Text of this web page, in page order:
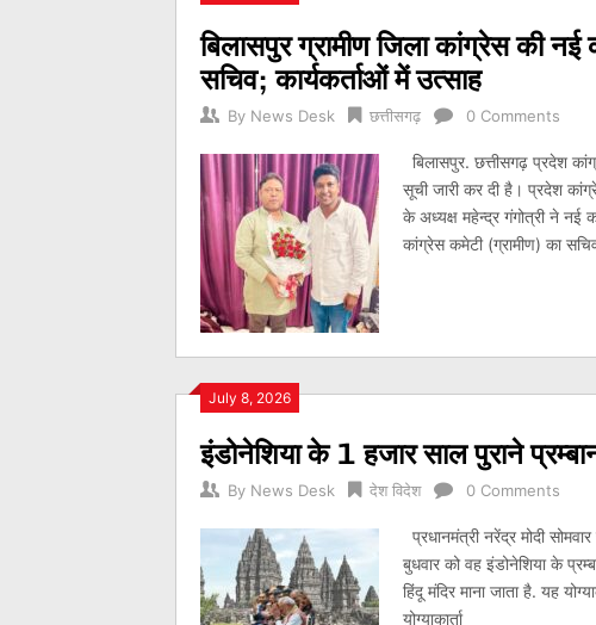
बिलासपुर ग्रामीण जिला कांग्रेस की
सचिव; कार्यकर्ताओं में उत्साह
By News Desk छत्तीसगढ़ 0 Comments
बिलासपुर. छत्तीसगढ़ प्रदेश
सूची जारी कर दी है। प्रदेश
के अध्यक्ष महेन्द्र गंगोत्री ने नई
कांग्रेस कमेटी (ग्रामीण) का
July 8, 2026
इंडोनेशिया के 1 हजार साल पुराने
By News Desk देश विदेश 0 Comments
प्रधानमंत्री नरेंद्र मोदी
बुधवार को वह इंडोनेशिया के
हिंदू मंदिर माना जाता है. यह
योग्याकार्ता